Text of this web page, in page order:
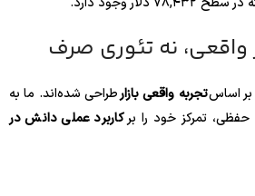
واقعی، نه تئوری صرف
بر اساستجربه واقعی بازارطراحی شده‌اند. ما به
تمرکز خود را برکاربرد عملی دانش در